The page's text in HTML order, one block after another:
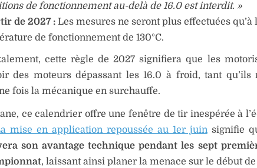
de fonctionnement au-delà de 16.0 est interdit. »
de 2027 :Les mesures ne seront plus effectuées qu’à
de fonctionnement de 130°C.
cette règle de 2027 signifiera que les
des moteurs dépassant les 16.0 à froid, tant qu’ils
fois la mécanique en surchauffe.
ce calendrier offre une fenêtre de tir inespérée à
mise en application repoussée au 1er juinsignifie
son avantage technique pendant les sept
, laissant ainsi planer la menace sur le début de